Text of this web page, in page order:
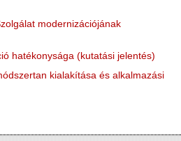
modernizációjának
hatékonysága (kutatási jelentés)
kialakítása és alkalmazási